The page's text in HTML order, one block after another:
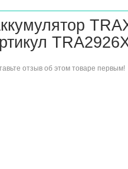
отзыв об этом товаре первым!